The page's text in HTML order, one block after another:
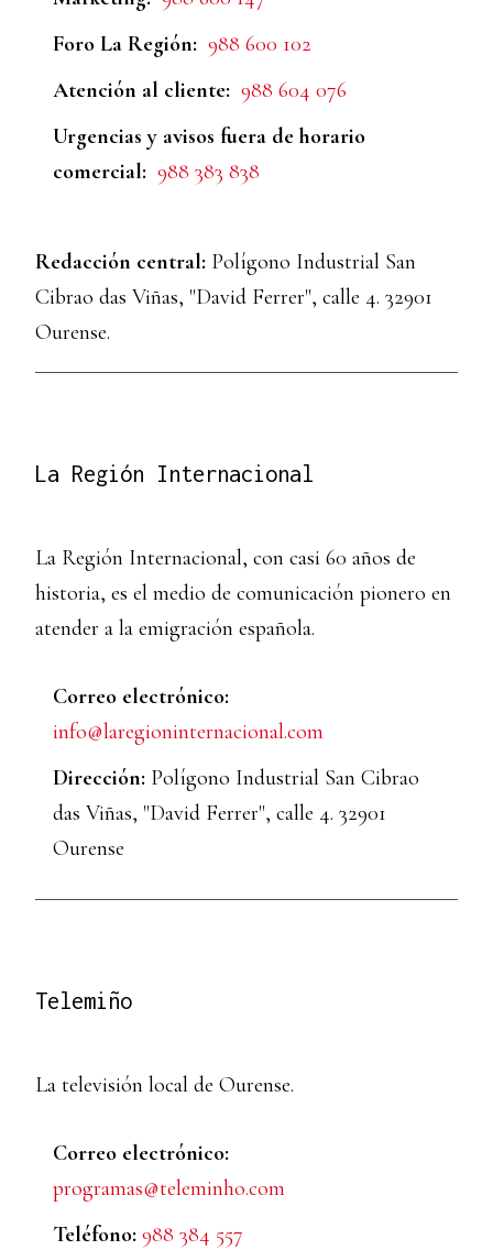
Foro La Región: 988 600 102
Atención al cliente: 988 604 076
Urgencias y avisos fuera de horario
comercial: 988 383 838
Redacción central: Polígono Industrial San
Cibrao das Viñas, "David Ferrer", calle 4. 32901
Ourense.
La Región Internacional
La Región Internacional, con casi 60 años de
historia, es el medio de comunicación pionero en
atender a la emigración española.
Correo electrónico:
info@laregioninternacional.com
Dirección: Polígono Industrial San Cibrao
das Viñas, "David Ferrer", calle 4. 32901
Ourense
Telemiño
La televisión local de Ourense.
Correo electrónico:
programas@teleminho.com
Teléfono: 988 384 557